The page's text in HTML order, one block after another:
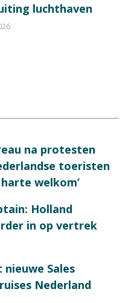
luchthaven
na protesten
toeristen
welkom’
Holland
in op vertrek
Sales
Nederland